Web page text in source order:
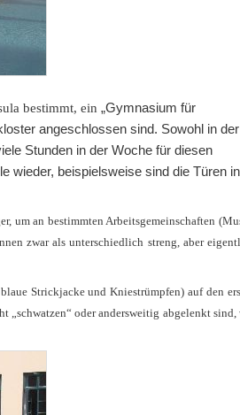
bestimmt, ein „Gymnasium für
angeschlossen sind. Sowohl in der
Stunden in der Woche für diesen
wieder, beispielsweise sind die Türen in
um an bestimmten Arbeitsgemeinschaften
zwar als unterschiedlich streng, aber
Strickjacke und Kniestrümpfen) auf den
„schwatzen“ oder andersweitig abgelenkt sind,